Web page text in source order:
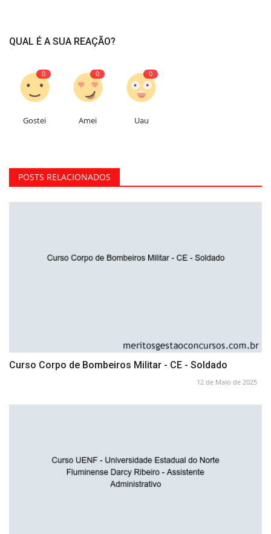
QUAL É A SUA REAÇÃO?
0
Gostei
0
Amei
0
Uau
POSTS RELACIONADOS
Curso Corpo de Bombeiros Militar - CE - Soldado
12 de Maio de 2025